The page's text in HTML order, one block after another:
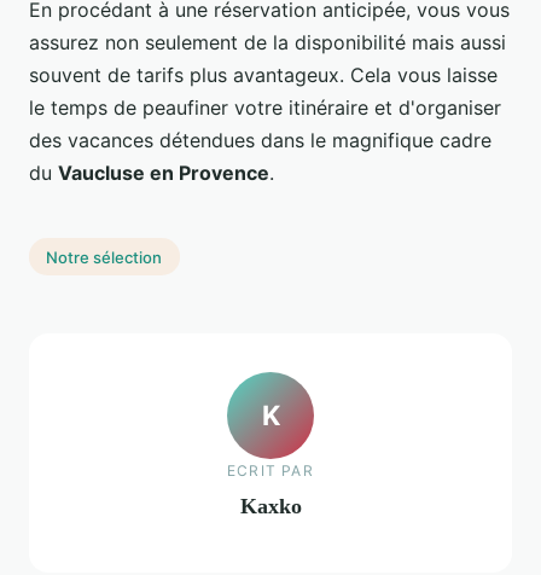
En procédant à une réservation anticipée, vous vous
assurez non seulement de la disponibilité mais aussi
souvent de tarifs plus avantageux. Cela vous laisse
le temps de peaufiner votre itinéraire et d'organiser
des vacances détendues dans le magnifique cadre
du Vaucluse en Provence.
Notre sélection
K
ECRIT PAR
Kaxko